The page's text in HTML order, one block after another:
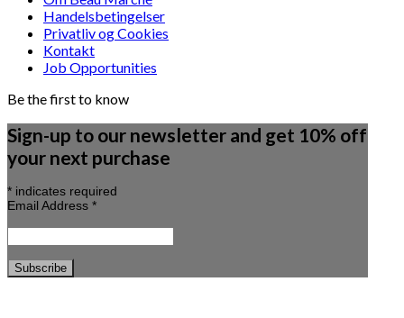
Handelsbetingelser
Privatliv og Cookies
Kontakt
Job Opportunities
Be the first to know
Sign-up to our newsletter and get 10% off
your next purchase
* indicates required
Email Address *